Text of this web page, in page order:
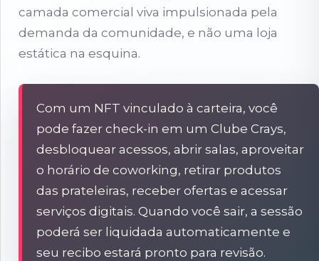
camada comercial viva impulsionada pela
demanda da comunidade, e não uma loja
estática na esquina.
Com um NFT vinculado à carteira, você
pode fazer check-in em um Clube Crays,
desbloquear acessos, abrir salas, aproveitar
o horário de coworking, retirar produtos
das prateleiras, receber ofertas e acessar
serviços digitais. Quando você sair, a sessão
poderá ser liquidada automaticamente e
seu recibo estará pronto para revisão.